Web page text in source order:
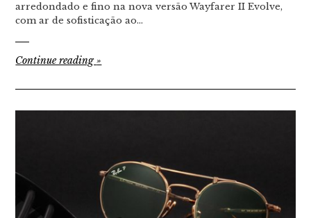
arredondado e fino na nova versão Wayfarer II Evolve,
com ar de sofisticação ao…
Continue reading»